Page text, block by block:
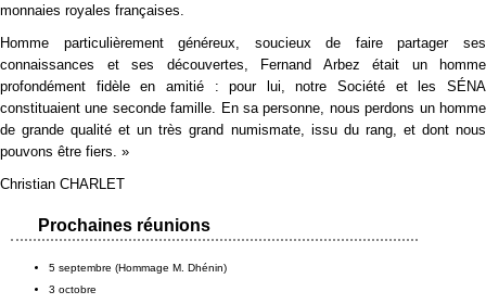
monnaies royales françaises.
Homme particulièrement généreux, soucieux de faire partager ses
connaissances et ses découvertes, Fernand Arbez était un homme
profondément fidèle en amitié : pour lui, notre Société et les SÉNA
constituaient une seconde famille. En sa personne, nous perdons un homme
de grande qualité et un très grand numismate, issu du rang, et dont nous
pouvons être fiers. »
Christian CHARLET
Prochaines réunions
5 septembre (Hommage M. Dhénin)
3 octobre